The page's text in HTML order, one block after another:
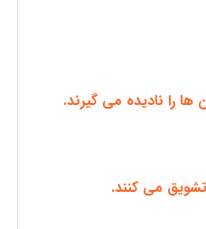
را نادیده می گیرند.
تشویق می کنند.